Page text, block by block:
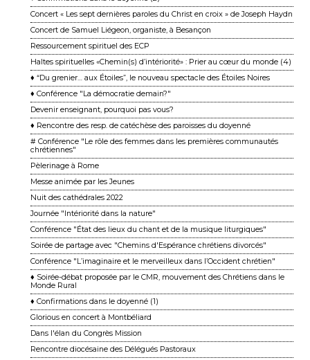
Concert « Les sept dernières paroles du Christ en croix » de Joseph Haydn
Concert de Samuel Liégeon, organiste, à Besançon
Ressourcement spirituel des ECP
Haltes spirituelles «Chemin(s) d’intériorité» : Prier au cœur du monde (4)
♦ “Du grenier… aux Étoiles”, le nouveau spectacle des Étoiles Noires
♦ Conférence "La démocratie demain?"
Devenir enseignant, pourquoi pas vous?
♦ Rencontre des resp. de catéchèse des paroisses du doyenné
# Conférence "Le rôle des femmes dans les premières communautés
chrétiennes"
Pèlerinage à Rome
Messe animée par les Jeunes
Nuit des cathédrales 2022
Journée "Intériorité dans la nature"
Conférence "État des lieux du chant et de la musique liturgiques"
Soirée de partage avec "Chemins d'Espérance chrétiens divorcés"
Conférence "L’imaginaire et le merveilleux dans l’Occident chrétien"
♦ Soirée-débat proposée par le CMR, mouvement des Chrétiens dans le
Monde Rural
♦ Confirmations dans le doyenné (1)
Glorious en concert à Montbéliard
Dans l'élan du Congrès Mission
Rencontre diocésaine des Délégués Pastoraux